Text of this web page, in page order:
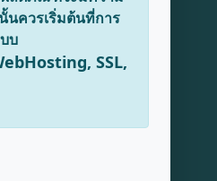
นควรเริ่มต้นที่การ
บ
SSL,